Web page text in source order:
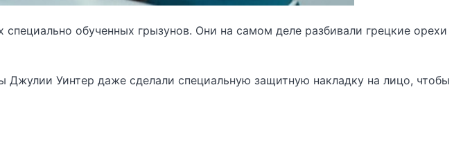
обученных грызунов. Они на самом деле разбивали грецкие орехи
Джулии Уинтер даже сделали специальную защитную накладку на лицо, чтобы